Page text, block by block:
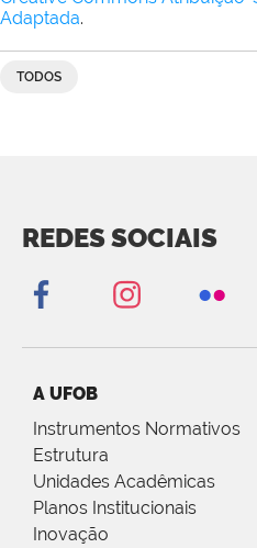
Adaptada.
TODOS
REDES SOCIAIS
A UFOB
Instrumentos Normativos
Estrutura
Unidades Acadêmicas
Planos Institucionais
Inovação